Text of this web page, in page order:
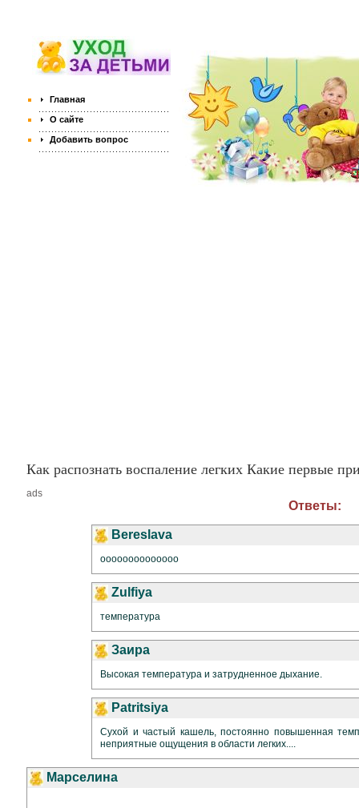
Главная
О сайте
Добавить вопрос
Как распознать воспаление легких Какие первые
ads
Ответы:
Bereslava
оооооооооооооо
Zulfiya
температура
Заира
Высокая температура и затрудненное дыхание.
Patritsiya
Сухой и частый кашель, постоянно повышенная
неприятные ощущения в области легких....
Марселина